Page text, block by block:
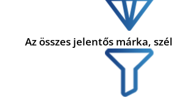
Az összes jelentős márka,